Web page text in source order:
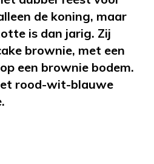
de koning, maar
is dan jarig. Zij
brownie, met een
een brownie bodem.
rood-wit-blauwe